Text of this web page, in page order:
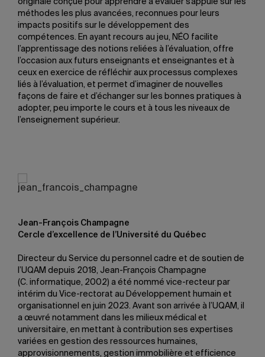
originale conçue pour apprendre à évaluer s’appuie sur les
méthodes les plus avancées, reconnues pour leurs
impacts positifs sur le développement des
compétences. En ayant recours au jeu, NÉO facilite
l’apprentissage des notions reliées à l’évaluation, offre
l’occasion aux futurs enseignants et enseignantes et à
ceux en exercice de réfléchir aux processus complexes
liés à l’évaluation, et permet d’imaginer de nouvelles
façons de faire et d’échanger sur les bonnes pratiques à
adopter, peu importe le cours et à tous les niveaux de
l’enseignement supérieur.
Jean-François Champagne
Cercle d’excellence de l’Université du Québec
Directeur du Service du personnel cadre et de soutien de
l’UQAM depuis 2018, Jean-François Champagne
(C. informatique, 2002) a été nommé vice-recteur par
intérim du Vice-rectorat au Développement humain et
organisationnel en juin 2023. Avant son arrivée à l’UQAM, il
a œuvré notamment dans les milieux médical et
universitaire, en mettant à contribution ses expertises
variées en gestion des ressources humaines,
approvisionnements, gestion immobilière et efficience